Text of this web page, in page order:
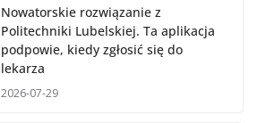
Nowatorskie rozwiązanie z
Politechniki Lubelskiej. Ta aplikacja
podpowie, kiedy zgłosić się do
lekarza
2026-07-29